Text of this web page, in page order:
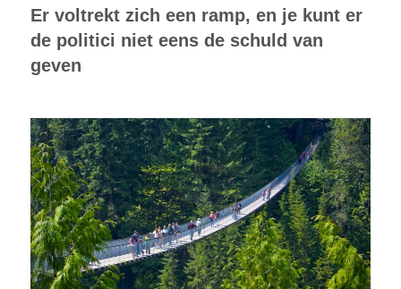
Er voltrekt zich een ramp, en je kunt er
de politici niet eens de schuld van
geven